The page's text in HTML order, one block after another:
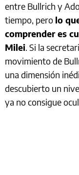
entre Bullrich y
tiempo, pero lo
comprender es
Milei. Si la
movimiento de
una dimensión
descubierto un
ya no consigue